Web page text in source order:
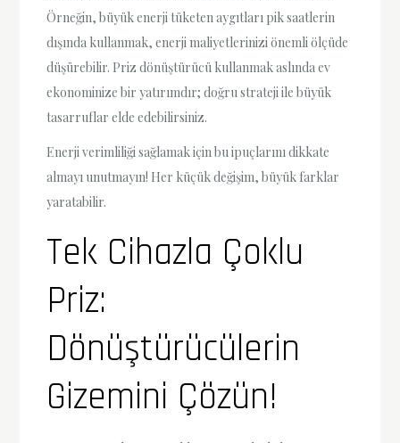
Örneğin, büyük enerji tüketen aygıtları pik saatlerin
dışında kullanmak, enerji maliyetlerinizi önemli ölçüde
düşürebilir. Priz dönüştürücü kullanmak aslında ev
ekonominize bir yatırımdır; doğru strateji ile büyük
tasarruflar elde edebilirsiniz.
Enerji verimliliği sağlamak için bu ipuçlarını dikkate
almayı unutmayın! Her küçük değişim, büyük farklar
yaratabilir.
Tek Cihazla Çoklu
Priz:
Dönüştürücülerin
Gizemini Çözün!